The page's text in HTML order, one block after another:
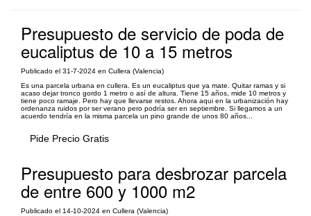
Presupuesto de servicio de poda de
eucaliptus de 10 a 15 metros
Publicado el 31-7-2024 en Cullera (Valencia)
Es una parcela urbana en cullera. Es un eucaliptus que ya mate. Quitar ramas y si
acaso dejar tronco gordo 1 metro o así de altura. Tiene 15 años, mide 10 metros y
tiene poco ramaje. Pero hay que llevarse restos. Ahora aqui en la urbanización hay
ordenanza ruidos por ser verano pero podría ser en septiembre. Si llegamos a un
acuerdo tendría en la misma parcela un pino grande de unos 80 años...
Pide Precio Gratis
Presupuesto para desbrozar parcela
de entre 600 y 1000 m2
Publicado el 14-10-2024 en Cullera (Valencia)